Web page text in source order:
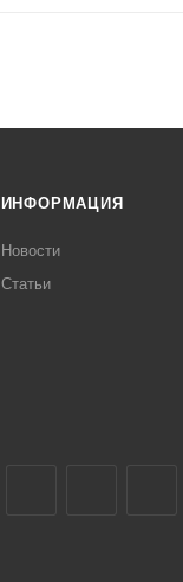
ИНФОРМАЦИЯ
Новости
Статьи